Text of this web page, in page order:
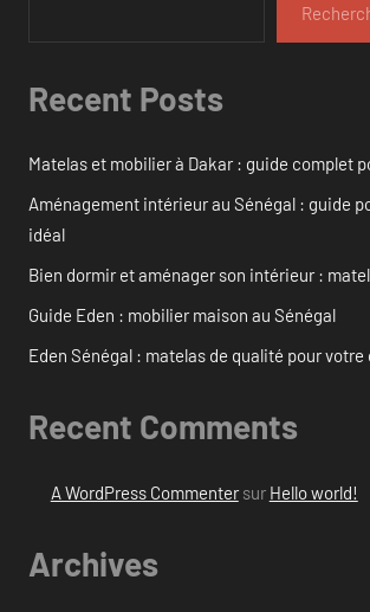
Recent Posts
Matelas et mobilier à Dakar : guide complet
Aménagement intérieur au Sénégal : guide
idéal
Bien dormir et aménager son intérieur :
Guide Eden : mobilier maison au Sénégal
Eden Sénégal : matelas de qualité pour
Recent Comments
A WordPress Commentersur Hello world!
Archives